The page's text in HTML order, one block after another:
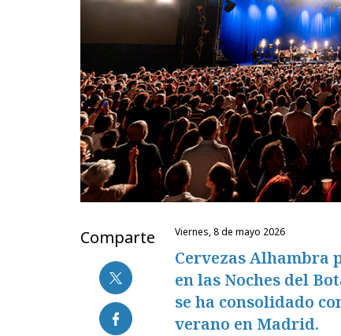
Comparte viernes, 8 de mayo 2026
Cervezas Alhambra
en las Noches del
se ha consolidado
verano en Madrid.